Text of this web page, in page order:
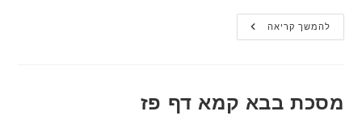
להמשך קריאהמסכת
בבא
מסכת בבא קמא דף פז